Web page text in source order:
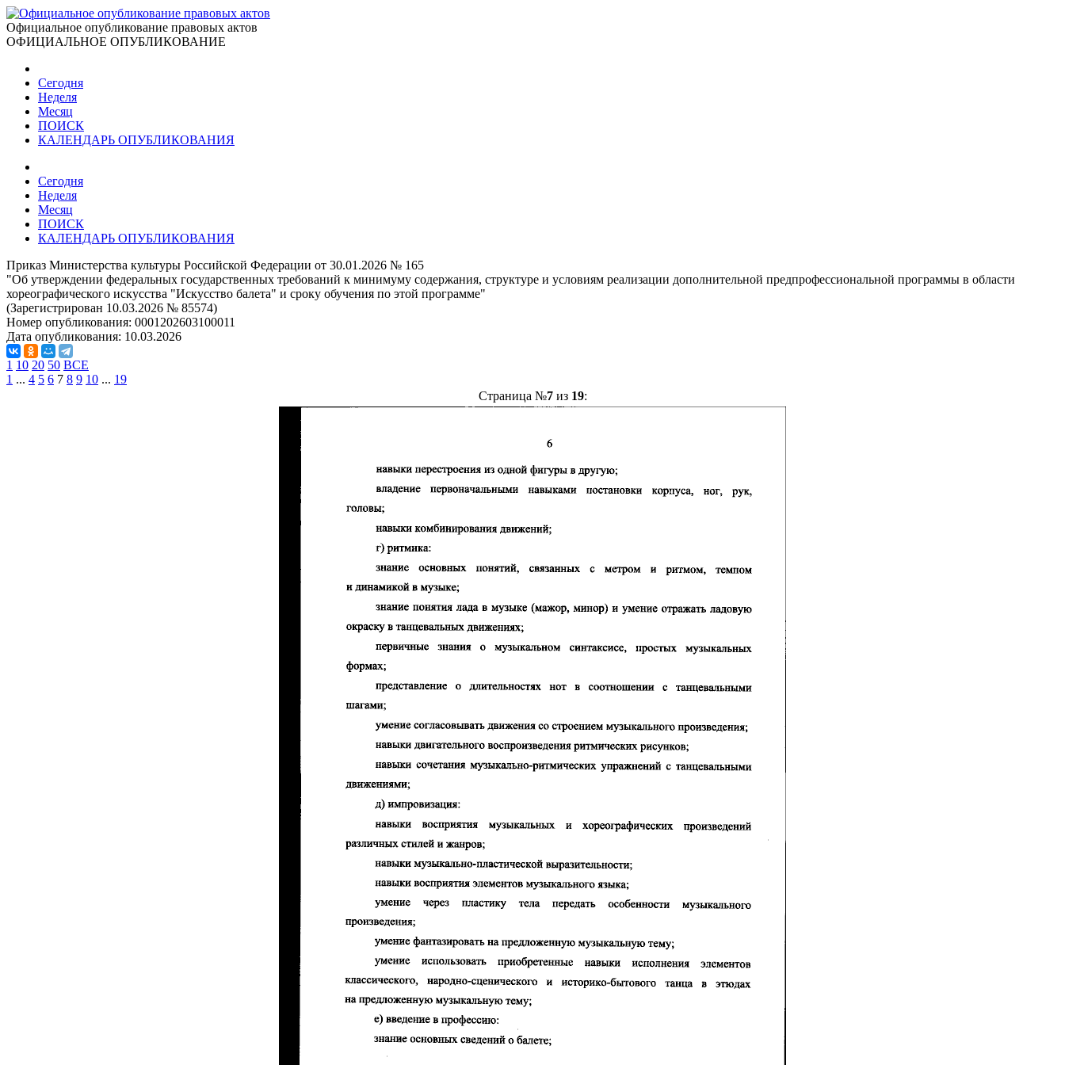
Официальное опубликование правовых актов
ОФИЦИАЛЬНОЕ ОПУБЛИКОВАНИЕ
Сегодня
Неделя
Месяц
ПОИСК
КАЛЕНДАРЬ ОПУБЛИКОВАНИЯ
Сегодня
Неделя
Месяц
ПОИСК
КАЛЕНДАРЬ ОПУБЛИКОВАНИЯ
Приказ Министерства культуры Российской Федерации от 30.01.2026 № 165
"Об утверждении федеральных государственных требований к минимуму содержания, структуре и условиям реализации дополнительной предпрофессиональной программы в области
хореографического искусства "Искусство балета" и сроку обучения по этой программе"
(Зарегистрирован 10.03.2026 № 85574)
Номер опубликования: 0001202603100011
Дата опубликования: 10.03.2026
1 10 20 50 ВСЕ
1 ... 4 5 6 7 8 9 10 ... 19
Страница №7из 19: